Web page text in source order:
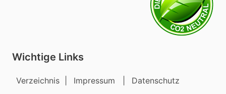
Wichtige Links
Verzeichnis Impressum Datenschutz